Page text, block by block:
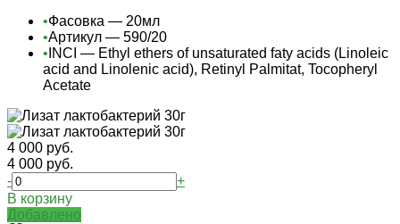
•Фасовка — 20мл
•Артикул — 590/20
• INCI — Ethyl ethers of unsaturated faty acids (Linoleic
acid and Linolenic acid), Retinyl Palmitat, Tocopheryl
Acetate
4 000 руб.
4 000 руб.
-
+
В корзину
Добавлено